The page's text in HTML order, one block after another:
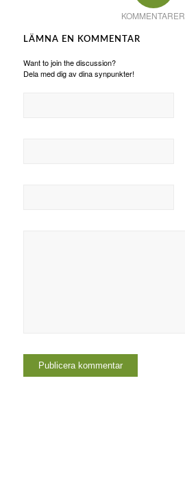
KOMMENTARER
LÄMNA EN KOMMENTAR
Want to join the discussion?
Dela med dig av dina synpunkter!